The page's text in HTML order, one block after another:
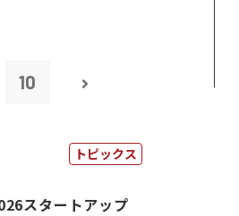
10
トピックス
スタートアップ